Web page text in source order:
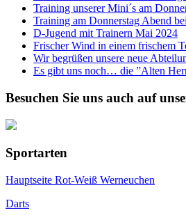
Training unserer Mini´s am
Training am Donnerstag Abend
D-Jugend mit Trainern Mai 2024
Frischer Wind in einem frischem
Wir begrüßen unsere neue
Es gibt uns noch… die ”Alten
Besuchen Sie uns auch auf
Sportarten
Hauptseite Rot-Weiß Werneuchen
Darts